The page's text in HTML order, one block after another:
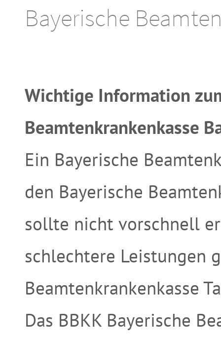
Bayerische
Wichtige Information
Beamtenkrankenkasse
Ein Bayerische
den Bayerische
sollte nicht vorschnell
schlechtere Leistungen
Beamtenkrankenkasse
Das BBKK Bayerische